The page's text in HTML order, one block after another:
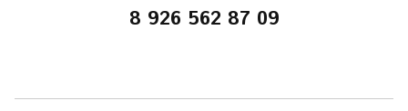
8 926 562 87 09